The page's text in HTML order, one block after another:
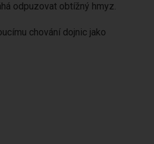
odpuzovat obtížný hmyz.
chování dojnic jako